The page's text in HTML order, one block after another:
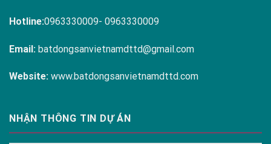
Hotline:0963330009- 0963330009
Email: batdongsanvietnamdttd@gmail.com
Website: www.batdongsanvietnamdttd.com
NHẬN THÔNG TIN DỰ ÁN